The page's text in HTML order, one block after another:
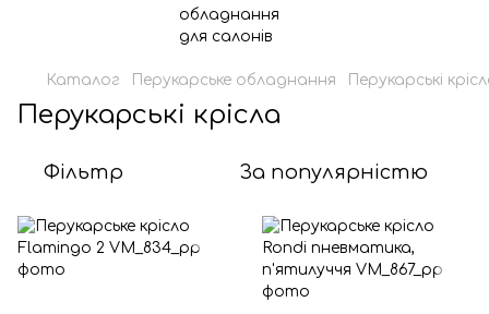
Каталог Перукарське обладнання Перукарські
Перукарські крісла
Фільтр За популярністю